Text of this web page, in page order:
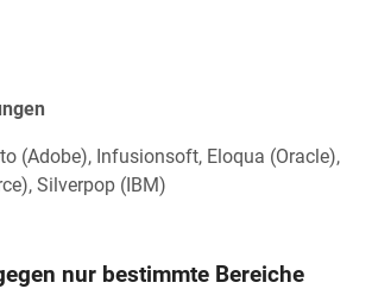
(Adobe), Infusionsoft, Eloqua (Oracle),
Silverpop (IBM)
nur bestimmte Bereiche